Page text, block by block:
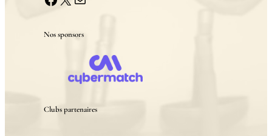
Nos sponsors
Clubs partenaires